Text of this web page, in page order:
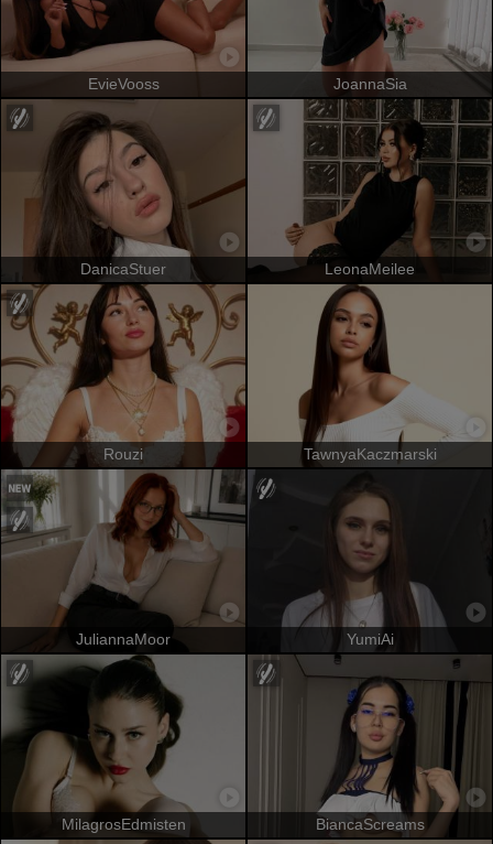
EvieVooss JoannaSia
DanicaStuer LeonaMeilee
Rouzi TawnyaKaczmarski
JuliannaMoor YumiAi
MilagrosEdmisten BiancaScreams